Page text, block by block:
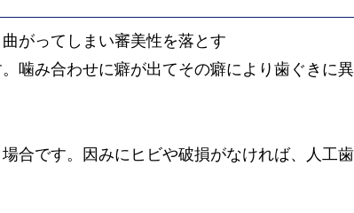
がってしまい審美性を落とす
噛み合わせに癖が出てその癖により歯ぐきに
合です。因みにヒビや破損がなければ、人工